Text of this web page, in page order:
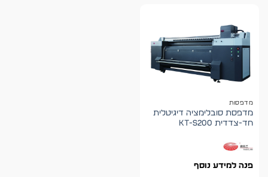
מדפסות
מדפסת סובלימציה דיגיטלית
חד-צדדית KT-S200
פנה למידע נוסף